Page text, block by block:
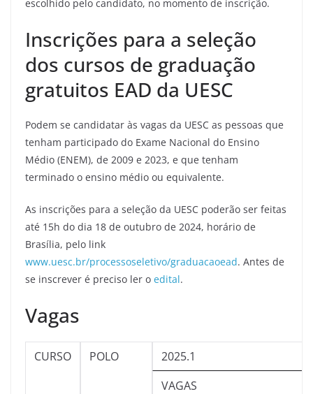
escolhido pelo candidato, no momento de inscrição.
Inscrições para a seleção
dos cursos de graduação
gratuitos EAD da UESC
Podem se candidatar às vagas da UESC as pessoas que
tenham participado do Exame Nacional do Ensino
Médio (ENEM), de 2009 e 2023, e que tenham
terminado o ensino médio ou equivalente.
As inscrições para a seleção da UESC poderão ser feitas
até 15h do dia 18 de outubro de 2024, horário de
Brasília, pelo link
www.uesc.br/processoseletivo/graduacaoead. Antes de
se inscrever é preciso ler o edital.
Vagas
CURSO POLO
2025.1
VAGAS